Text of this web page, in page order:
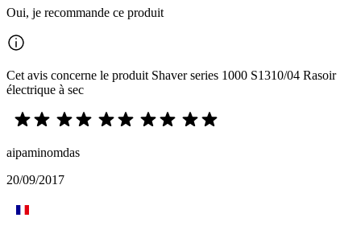
Oui, je recommande ce produit
Cet avis concerne le produit Shaver series 1000 S1310/04 Rasoir
électrique à sec
aipaminomdas
20/09/2017